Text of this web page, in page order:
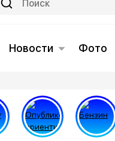
Новости Фото